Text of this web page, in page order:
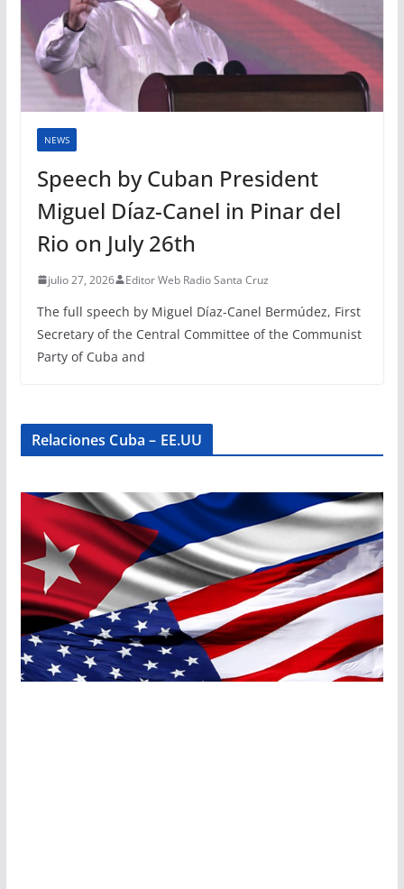
NEWS
Speech by Cuban President
Miguel Díaz-Canel in Pinar del
Rio on July 26th
julio 27, 2026 Editor Web Radio Santa Cruz
The full speech by Miguel Díaz-Canel Bermúdez, First
Secretary of the Central Committee of the Communist
Party of Cuba and
Relaciones Cuba – EE.UU